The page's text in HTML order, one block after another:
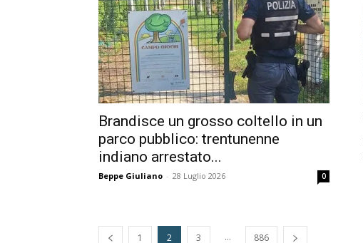
Brandisce un grosso coltello in un
parco pubblico: trentunenne
indiano arrestato...
Beppe Giuliano - 28 Luglio 2026 0
1 2 3 ... 886